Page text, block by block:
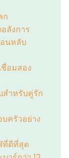
ก
ลังการ
นหลับ
ชื่อมสอง
สำหรับคู่รัก
ครัวอย่าง
ที่ดีที่สุด